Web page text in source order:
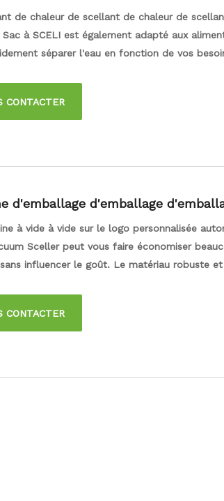
à vide alimentaire des aliments
de chaleur de scellant de chaleur de
à SCELI est également adapté aux
séparer l'eau en fonction de vos
et vous pouvez même garder la nourriture
CONTACTER
d'emballage d'emballage
des ménages à aspiration élevée
à vide à vide sur le logo personnalisée
Sceller peut vous faire économiser
influencer le goût. Le matériau robuste
nous pouvons également vous offrir.
CONTACTER